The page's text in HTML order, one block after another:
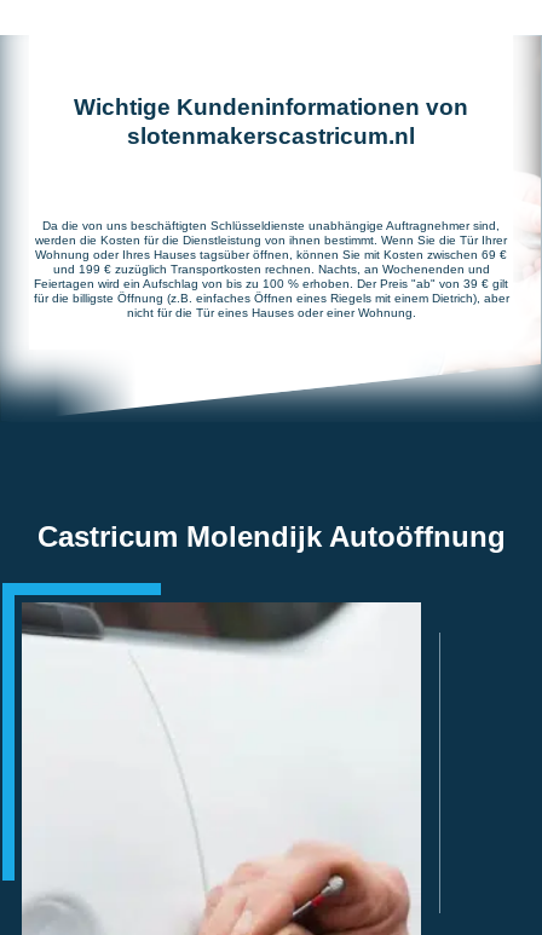
Wichtige Kundeninformationen von
slotenmakerscastricum.nl
Da die von uns beschäftigten Schlüsseldienste unabhängige Auftragnehmer sind,
werden die Kosten für die Dienstleistung von ihnen bestimmt. Wenn Sie die Tür Ihrer
Wohnung oder Ihres Hauses tagsüber öffnen, können Sie mit Kosten zwischen 69 €
und 199 € zuzüglich Transportkosten rechnen. Nachts, an Wochenenden und
Feiertagen wird ein Aufschlag von bis zu 100 % erhoben. Der Preis "ab" von 39 € gilt
für die billigste Öffnung (z.B. einfaches Öffnen eines Riegels mit einem Dietrich), aber
nicht für die Tür eines Hauses oder einer Wohnung.
Castricum Molendijk Autoöffnung